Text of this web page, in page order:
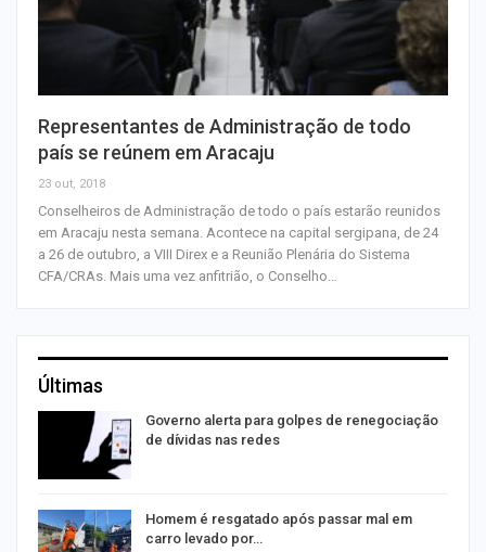
Representantes de Administração de todo
país se reúnem em Aracaju
23 out, 2018
Conselheiros de Administração de todo o país estarão reunidos
em Aracaju nesta semana. Acontece na capital sergipana, de 24
a 26 de outubro, a VIII Direx e a Reunião Plenária do Sistema
CFA/CRAs. Mais uma vez anfitrião, o Conselho…
Últimas
Governo alerta para golpes de renegociação
de dívidas nas redes
Homem é resgatado após passar mal em
carro levado por…